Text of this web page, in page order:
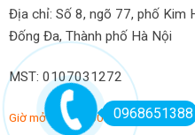
Địa chỉ: Số 8, ngõ 77, phố Kim
Đống Đa, Thành phố Hà Nội
MST: 0107031272
Giờ mở hàng: 7:00-22:00 hàng ngày
0968651388